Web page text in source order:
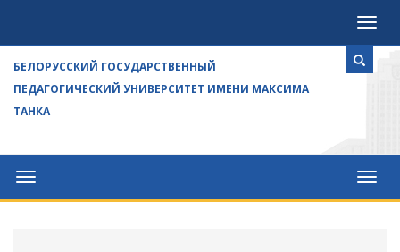
БЕЛОРУССКИЙ ГОСУДАРСТВЕННЫЙ
ПЕДАГОГИЧЕСКИЙ УНИВЕРСИТЕТ ИМЕНИ МАКСИМА
ТАНКА
Университет